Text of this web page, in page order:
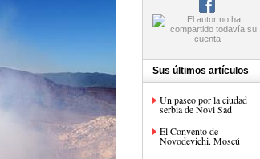
Sus últimos artículos
Un paseo por la ciudad
serbia de Novi Sad
El Convento de
Novodevichi. Moscú